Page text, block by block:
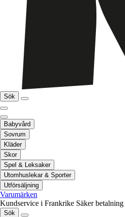
Sök
Babyvård
Sovrum
Kläder
Skor
Spel & Leksaker
Utomhuslekar & Sporter
Utförsäljning
Varumärken
Kundservice i Frankrike Säker betalning
Sök